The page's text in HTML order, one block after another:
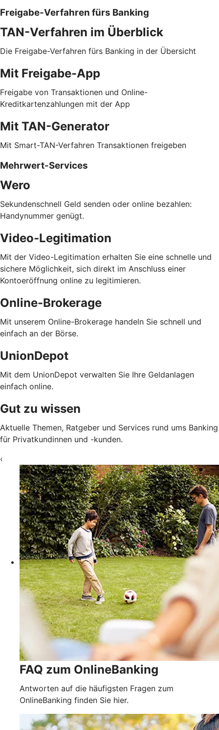
Freigabe-Verfahren fürs Banking
TAN-Verfahren im Überblick
Die Freigabe-Verfahren fürs Banking in der Übersicht
Mit Freigabe-App
Freigabe von Transaktionen und Online-
Kreditkartenzahlungen mit der App
Mit TAN-Generator
Mit Smart-TAN-Verfahren Transaktionen freigeben
Mehrwert-Services
Wero
Sekundenschnell Geld senden oder online bezahlen:
Handynummer genügt.
Video-Legitimation
Mit der Video-Legitimation erhalten Sie eine schnelle und
sichere Möglichkeit, sich direkt im Anschluss einer
Kontoeröffnung online zu legitimieren.
Online-Brokerage
Mit unserem Online-Brokerage handeln Sie schnell und
einfach an der Börse.
UnionDepot
Mit dem UnionDepot verwalten Sie Ihre Geldanlagen
einfach online.
Gut zu wissen
Aktuelle Themen, Ratgeber und Services rund ums Banking
für Privatkundinnen und -kunden.
‹
FAQ zum OnlineBanking
Antworten auf die häufigsten Fragen zum
OnlineBanking finden Sie hier.